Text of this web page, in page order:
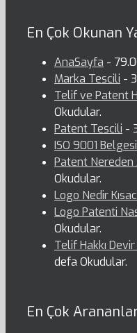
En Çok Okunan
AnaSayfa -
Marka Tescili -
Telif ve Patent
Okudular.
Patent Tescili -
ISO 9001 Belgesi
Patent Nereden
Okudular.
Logo Nedir
Logo Patenti
Okudular.
Telif Hakkı
defa Okudular.
En Çok